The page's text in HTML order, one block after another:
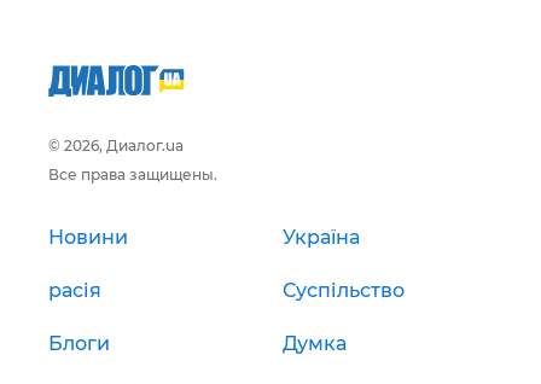
© 2026, Диалог.ua
Все права защищены.
Новини Україна
расія Суспільство
Блоги Думка